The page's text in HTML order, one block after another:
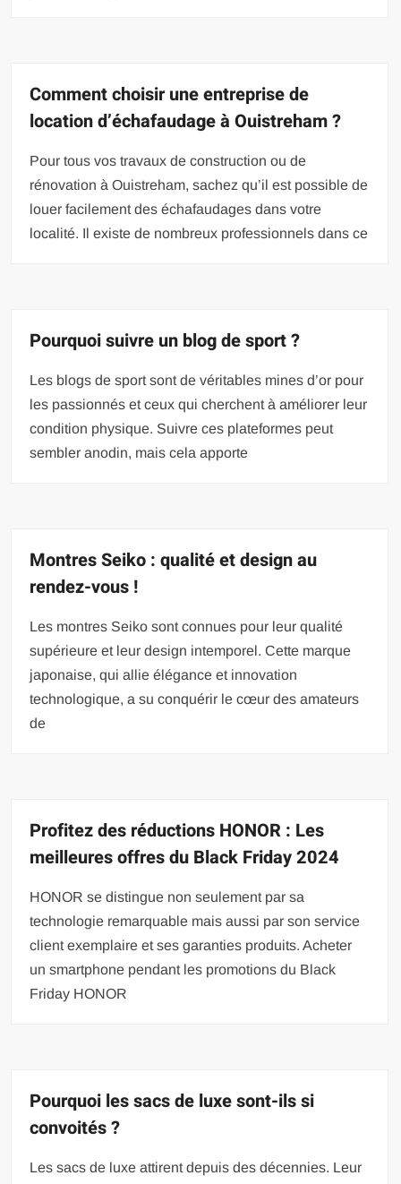
Comment choisir une entreprise de
location d’échafaudage à Ouistreham ?
Pour tous vos travaux de construction ou de
rénovation à Ouistreham, sachez qu’il est possible de
louer facilement des échafaudages dans votre
localité. Il existe de nombreux professionnels dans ce
Pourquoi suivre un blog de sport ?
Les blogs de sport sont de véritables mines d’or pour
les passionnés et ceux qui cherchent à améliorer leur
condition physique. Suivre ces plateformes peut
sembler anodin, mais cela apporte
Montres Seiko : qualité et design au
rendez-vous !
Les montres Seiko sont connues pour leur qualité
supérieure et leur design intemporel. Cette marque
japonaise, qui allie élégance et innovation
technologique, a su conquérir le cœur des amateurs
de
Profitez des réductions HONOR : Les
meilleures offres du Black Friday 2024
HONOR se distingue non seulement par sa
technologie remarquable mais aussi par son service
client exemplaire et ses garanties produits. Acheter
un smartphone pendant les promotions du Black
Friday HONOR
Pourquoi les sacs de luxe sont-ils si
convoités ?
Les sacs de luxe attirent depuis des décennies. Leur